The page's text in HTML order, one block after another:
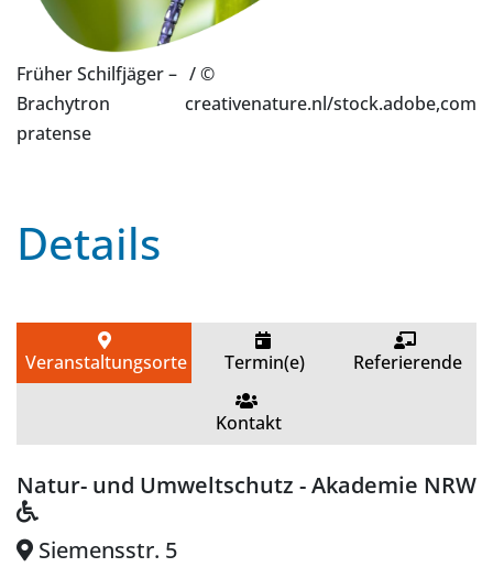
Früher Schilfjäger –
Brachytron
pratense
/ ©
creativenature.nl/stock.adobe,com
Details
Veranstaltungsorte Termin(e) Referierende
Kontakt
Natur- und Umweltschutz - Akademie NRW
Siemensstr. 5